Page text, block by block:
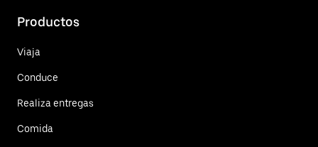
Productos
Viaja
Conduce
Realiza entregas
Comida